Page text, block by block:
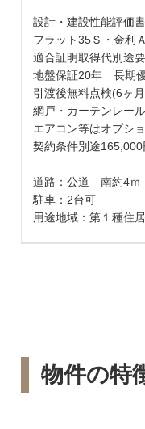
設計・建設性能評価
フラット35Ｓ・金利
適合証明取得代別途
地盤保証20年 長期
引渡後無料点検(6ヶ
網戸・カーテンレー
エアコン等はオプシ
契約条件別途
道路：公道 南約4
駐車：2台可
用途地域：第１種住居
物件の特